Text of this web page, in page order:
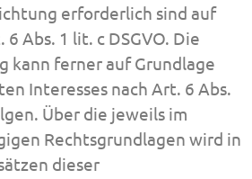
erforderlich sind auf
Abs. 1 lit. c DSGVO. Die
kann ferner auf Grundlage
Interesses nach Art. 6 Abs.
Über die jeweils im
Rechtsgrundlagen wird in
dieser